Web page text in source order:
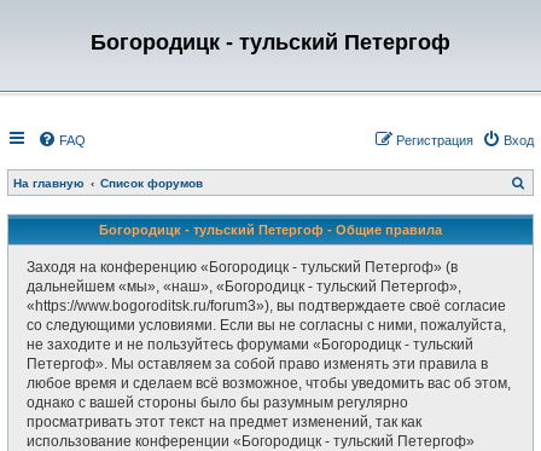
Богородицк - тульский Петергоф
FAQ Вход
Регистрация
На главную Список форумов
о
с
Богородицк - тульский Петергоф - Общие правила
Заходя на конференцию «Богородицк - тульский Петергоф» (в
дальнейшем «мы», «наш», «Богородицк - тульский Петергоф»,
«https://www.bogoroditsk.ru/forum3»), вы подтверждаете своё согласие
со следующими условиями. Если вы не согласны с ними, пожалуйста,
не заходите и не пользуйтесь форумами «Богородицк - тульский
Петергоф». Мы оставляем за собой право изменять эти правила в
любое время и сделаем всё возможное, чтобы уведомить вас об этом,
однако с вашей стороны было бы разумным регулярно
просматривать этот текст на предмет изменений, так как
использование конференции «Богородицк - тульский Петергоф»